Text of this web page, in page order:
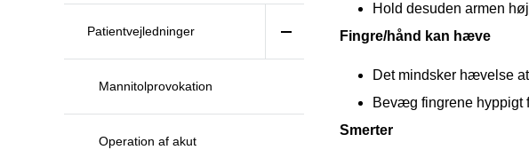
Patientvejledninger
Mannitolprovokation
Operation af akut
Hold desuden armen
Fingre/hånd kan hæve
Det mindsker hævelse
Bevæg fingrene hyppigt
Smerter